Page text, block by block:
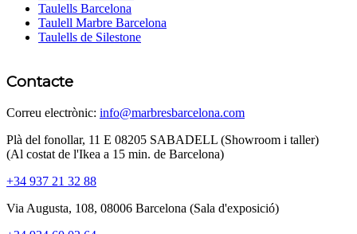
Taulells Barcelona
Taulell Marbre Barcelona
Taulells de Silestone
Contacte
Correu electrònic: info@marbresbarcelona.com
Plà del fonollar, 11 E 08205 SABADELL (Showroom i taller)
(Al costat de l'Ikea ​​a 15 min. de Barcelona)
+34 937 21 32 88
Via Augusta, 108, 08006 Barcelona (Sala d'exposició)